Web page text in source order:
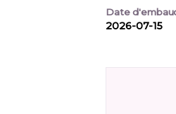
Date
2026-07-15